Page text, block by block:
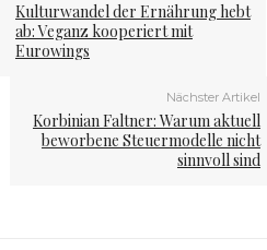
Kulturwandel der Ernährung hebt
ab: Veganz kooperiert mit
Eurowings
Nächster Artikel
Korbinian Faltner: Warum aktuell
beworbene Steuermodelle nicht
sinnvoll sind